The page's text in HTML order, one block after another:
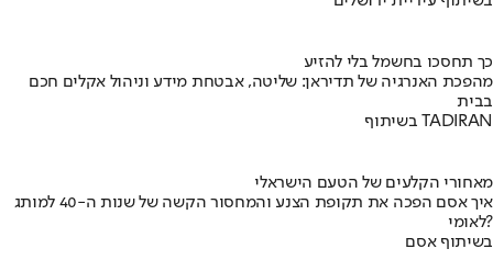
כך תחסכו בחשמל בלי להזיע
מהפכת האנרגיה של תדיראן: שליטה, אבטחת מידע וניהול אקלים חכם
בבית
בשיתוף TADIRAN
מאחורי הקלעים של הטעם הישראלי
איך אסם הפכה את תקופת הצנע והמחסור הקשה של שנות ה-40 למותג
לאומי?
בשיתוף אסם